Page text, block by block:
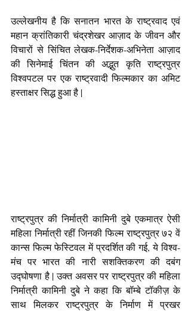
उल्लेखनीय है कि सनातन भारत के राष्ट्रवाद एवं
महान क्रांतिकारी चंद्रशेखर आज़ाद के जीवन और
विचारों से सिंचित लेखक-निर्देशक-अभिनेता आज़ाद
की सिनेमाई चिंतन की अद्भुत कृति राष्ट्रपुत्र
विश्वपटल पर एक राष्ट्रवादी फिल्मकार का अमिट
हस्ताक्षर सिद्ध हुआ है |
राष्ट्रपुत्र की निर्मात्री कामिनी दुबे एकमात्र ऐसी
महिला निर्मात्री रहीं जिनकी फिल्म राष्ट्रपुत्र ७२ वें
कान्स फिल्म फेस्टिवल में प्रदर्शित की गई, ये विश्व-
मंच पर भारत की नारी सशक्तिकरण की दबंग
उद्घोषणा है | उक्त अवसर पर राष्ट्रपुत्र की महिला
निर्मात्री कामिनी दुबे ने कहा कि बॉम्बे टॉकीज़ के
साथ मिलकर राष्ट्रपुत्र के निर्माण में प्रखर